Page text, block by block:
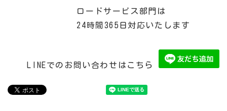
ロードサービス部門は
24時間365日対応いたします
LINEでのお問い合わせはこちら